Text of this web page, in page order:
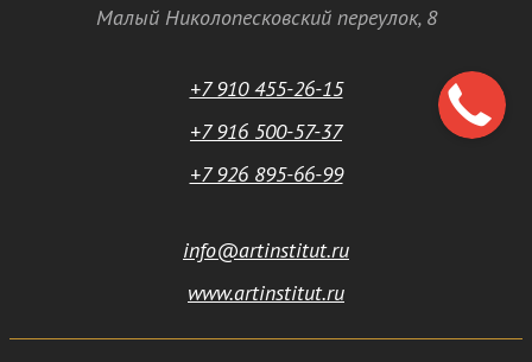
Малый Николопесковский переулок,8
+7 910 455-26-15
+7 916 500-57-37
+7 926 895-66-99
info@artinstitut.ru
www.artinstitut.ru